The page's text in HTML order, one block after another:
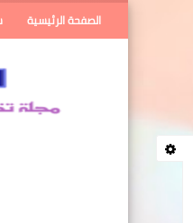
الصفحة الرئيسية